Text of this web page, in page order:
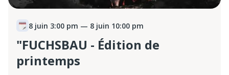
8 juin 3:00 pm — 8 juin 10:00 pm
"FUCHSBAU - Édition de
printemps